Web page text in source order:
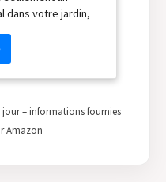
dans votre jardin,
profiter de la
environnement. De
de support pour
à la conception de
en Bois de
– informations fournies
Amazon